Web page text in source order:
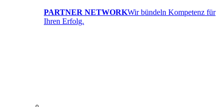
PARTNER NETWORKWir bündeln Kompetenz für
Ihren Erfolg.